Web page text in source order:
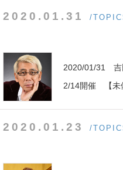
2020.01.31 /
2020/01/31
2/14開催 【未
2020.01.23 /